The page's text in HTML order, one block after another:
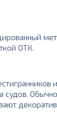
ОТК.
судов.